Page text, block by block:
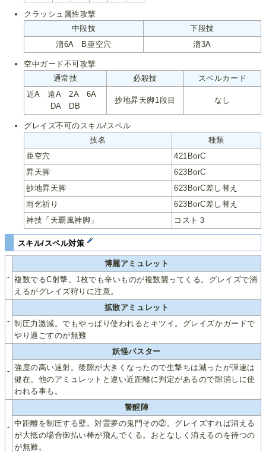
クラッシュ属性攻撃
中段技
下段技
溜6A B亜空穴
溜3A
空中ガード不可攻撃
通常技
必殺技
スペルカード
近A 遠A 2A 6A
DA DB
抄地昇天脚1段目 なし
グレイズ不可のスキル/スペル
技名
種類
亜空穴
421BorC
昇天脚
623BorC
抄地昇天脚
623BorC差し替え
雨乞祈り
623BorC差し替え
神技「天覇風神脚」
コスト３
スキル/スペル対策
-
博麗アミュレット
複数でるC射撃。1枚でも辛いものが複数襲ってくる。グレイズで消
えるがグレイズ狩りに注意。
-
拡散アミュレット
制圧力激減。でもやっぱり使われるとキツイ。グレイズかガードで
やり過ごすのが無難
-
妖怪バスター
強度の高い速射。後隙が大きくなったので生撃ちは減ったが弾速は
健在。他のアミュレットと違い近距離に判定があるので隙消しに使
われる事も。
-
警醒陣
中距離を制圧する壁。対霊夢の鬼門その②。グレイズすれば消える
が大抵の場合御払い棒が飛んでくる。おとなしく消えるのを待つの
が無難。